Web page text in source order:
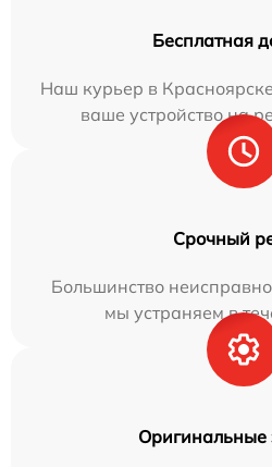
Бесплатная
Наш курьер в
ваше устройство на
Срочный
Большинство
мы устраняем в
Оригинальные